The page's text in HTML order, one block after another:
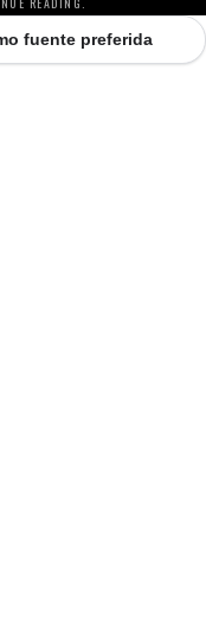
fuente preferida